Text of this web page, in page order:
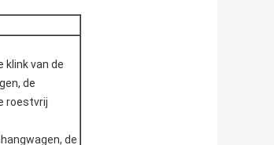
van de
de
roestvrij
de